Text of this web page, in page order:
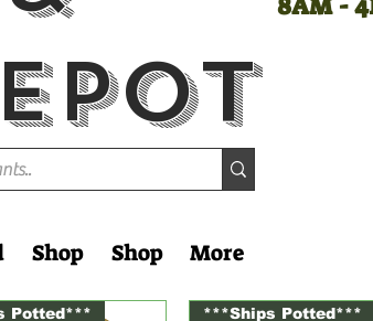
Shop Shop More
Potted*** ***Ships Potted***